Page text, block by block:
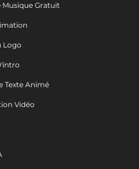
Musique Gratuit
Logo
Texte Animé
Vidéo